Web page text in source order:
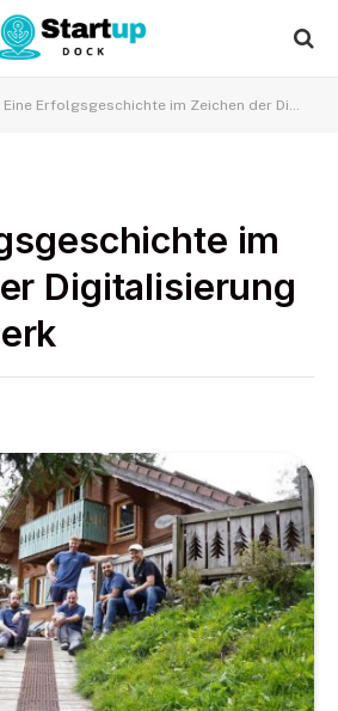
Eine Erfolgsgeschichte im Zeichen der Digitalisierung im Handwerk
im
Digitalisierung